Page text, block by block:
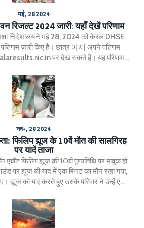
मई, 28 2024
रिजल्ट 2024 जारी: यहाँ देखें परिणाम
निदेशालय ने मई 28, 2024 को केरल DHSE
जारी किए हैं। छात्र 이제 अपने परिणाम
पर देख सकते हैं। यह परिणाम
परिणाम है।
नव॰, 28 2024
फिलिप ह्यूज के 10वें मौत की सालगिरह
पर यादें ताजा
फिलिप ह्यूज की 10वीं पुण्यतिथि पर भावुक हो
पर ह्यूज की याद में एक मिनट का मौन रखा गया,
ह्यूज को याद करते हुए उसके परिवार ने उन्हें एक
भी दर्शकों के लिए प्रस्तुत की जाएगी।